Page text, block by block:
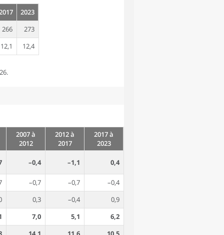
2023
266
273
12,1
12,4
2007 à
2012
2012 à
2017
2017 à
2023
–0,4 –1,1 0,4
–0,7 –0,7
–0,4
0,3 –0,4
0,9
7,0 5,1
6,2